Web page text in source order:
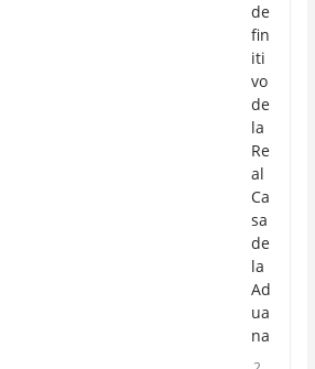
de
fin
iti
vo
de
la
Re
al
Ca
sa
de
la
Ad
ua
na